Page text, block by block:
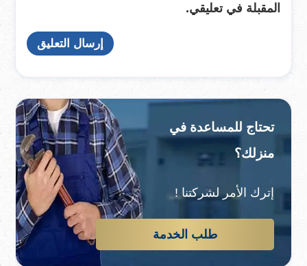
المقبلة في تعليقي.
تحتاج للمساعدة في
منزلك؟
إترك الأمر لشركتنا !
طلب الخدمة